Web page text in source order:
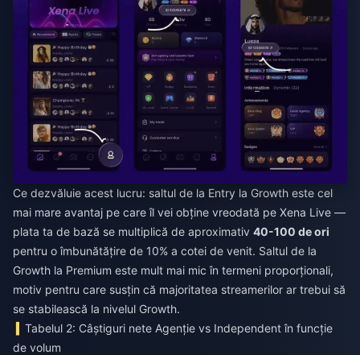
Ce dezvăluie acest lucru: saltul de la Entry la Growth este cel
mai mare avantaj pe care îl vei obține vreodată pe Xena Live —
plata ta de bază se multiplică de aproximativ 40-100 de ori
pentru o îmbunătățire de 10% a cotei de venit. Saltul de la
Growth la Premium este mult mai mic în termeni proporționali,
motiv pentru care susțin că majoritatea streamerilor ar trebui să
se stabilească la nivelul Growth.
Tabelul 2: Câștiguri nete Agenție vs Independent în funcție
de volum